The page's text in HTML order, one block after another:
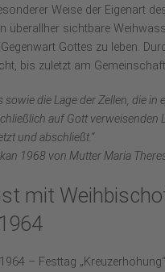
Weise der Eigenart
überallher sichtbare
Gottes zu leben.
bis zuletzt am
die Lage der Zellen, die
auf Gott
und abschließt.“
1968 von Mutter Maria
mit
– Festtag